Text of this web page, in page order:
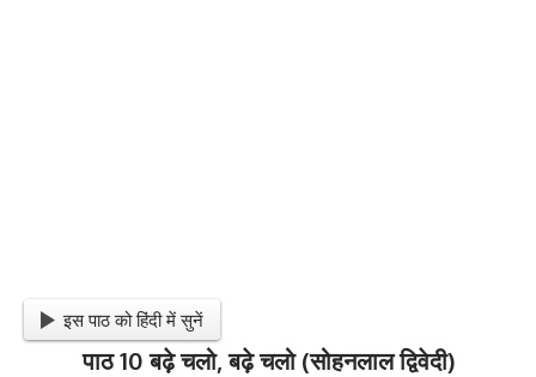
इस पाठ को हिंदी में सुनें
पाठ 10 बढ़े चलो, बढ़े चलो (सोहनलाल द्विवेदी)